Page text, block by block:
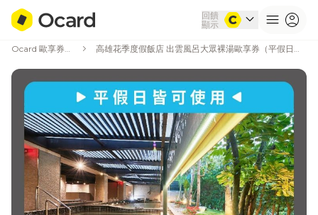
回饋
顯示
expand_more menu account_circle
Ocard 歐享券商城 chevron_right 高雄花季度假飯店 出雲風呂大眾裸湯歐享券（平假日皆可使用）